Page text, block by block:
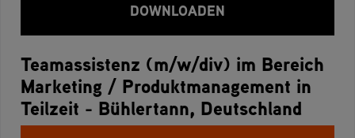
DOWNLOADEN
Teamassistenz (m/w/div) im Bereich
Marketing / Produktmanagement in
Teilzeit - Bühlertann, Deutschland